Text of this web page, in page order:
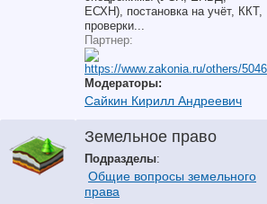
ЕСХН), постановка на учёт, ККТ,
проверки...
Партнер:
Модераторы:
Сайкин Кирилл Андреевич
Земельное право
Подразделы:
Общие вопросы земельного
права